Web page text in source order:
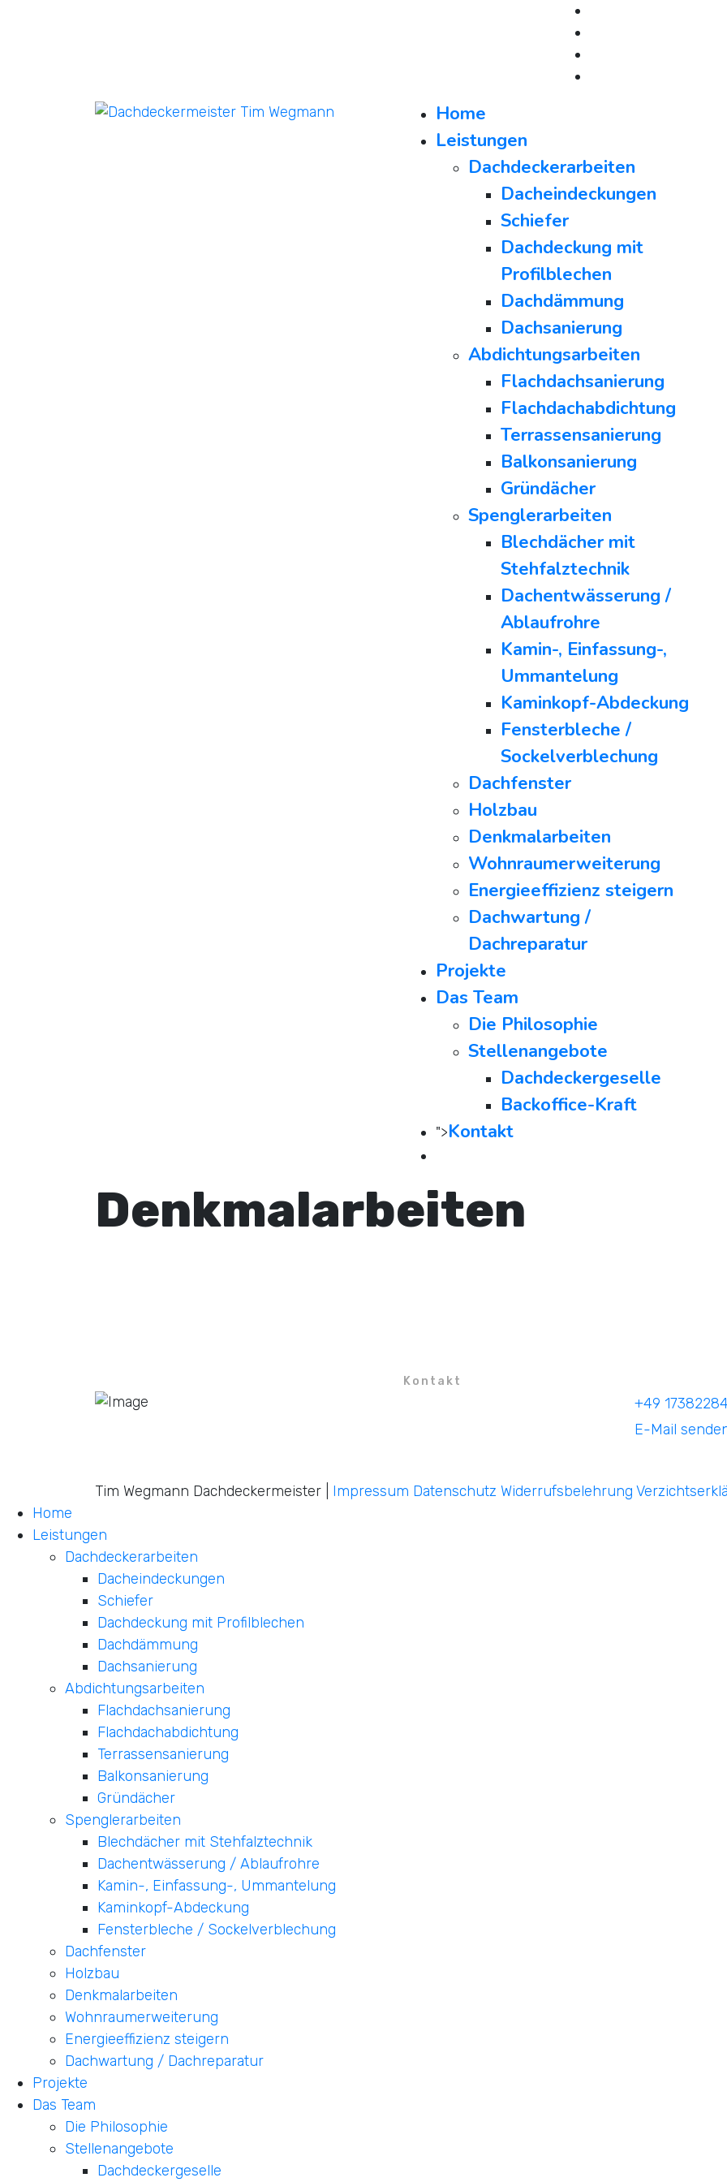
Home
Leistungen
Dachdeckerarbeiten
Dacheindeckungen
Schiefer
Dachdeckung mit
Profilblechen
Dachdämmung
Dachsanierung
Abdichtungsarbeiten
Flachdachsanierung
Flachdachabdichtung
Terrassensanierung
Balkonsanierung
Gründächer
Spenglerarbeiten
Blechdächer mit
Stehfalztechnik
Dachentwässerung /
Ablaufrohre
Kamin-, Einfassung-,
Ummantelung
Kaminkopf-Abdeckung
Fensterbleche /
Sockelverblechung
Dachfenster
Holzbau
Denkmalarbeiten
Wohnraumerweiterung
Energieeffizienz steigern
Dachwartung /
Dachreparatur
Projekte
Das Team
Die Philosophie
Stellenangebote
Dachdeckergeselle
Backoffice-Kraft
">Kontakt
Denkmalarbeiten
Kontakt
+49
E-Mail
Tim Wegmann Dachdeckermeister | Impressum Datenschutz Widerrufsbelehrung
Home
Leistungen
Dachdeckerarbeiten
Dacheindeckungen
Schiefer
Dachdeckung mit Profilblechen
Dachdämmung
Dachsanierung
Abdichtungsarbeiten
Flachdachsanierung
Flachdachabdichtung
Terrassensanierung
Balkonsanierung
Gründächer
Spenglerarbeiten
Blechdächer mit Stehfalztechnik
Dachentwässerung / Ablaufrohre
Kamin-, Einfassung-, Ummantelung
Kaminkopf-Abdeckung
Fensterbleche / Sockelverblechung
Dachfenster
Holzbau
Denkmalarbeiten
Wohnraumerweiterung
Energieeffizienz steigern
Dachwartung / Dachreparatur
Projekte
Das Team
Die Philosophie
Stellenangebote
Dachdeckergeselle